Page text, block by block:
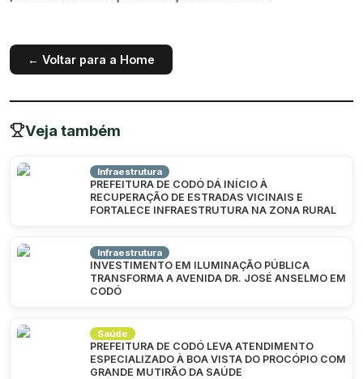
← Voltar para a Home
Veja também
Infraestrutura
PREFEITURA DE CODÓ DÁ INÍCIO À
RECUPERAÇÃO DE ESTRADAS VICINAIS E
FORTALECE INFRAESTRUTURA NA ZONA RURAL
Infraestrutura
INVESTIMENTO EM ILUMINAÇÃO PÚBLICA
TRANSFORMA A AVENIDA DR. JOSÉ ANSELMO EM
CODÓ
Saúde
PREFEITURA DE CODÓ LEVA ATENDIMENTO
ESPECIALIZADO À BOA VISTA DO PROCÓPIO COM
GRANDE MUTIRÃO DA SAÚDE